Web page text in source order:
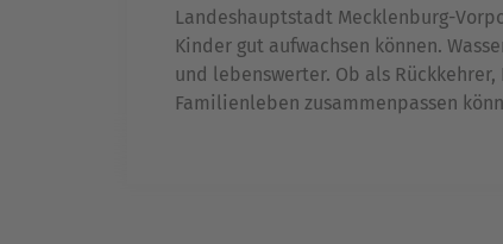
Landeshauptstadt Mecklenburg-
Kinder gut aufwachsen können.
und lebenswerter. Ob als
Familienleben zusammenpassen